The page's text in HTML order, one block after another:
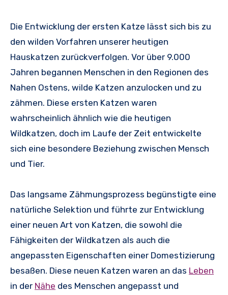
Die Entwicklung der ersten Katze lässt sich bis zu
den wilden Vorfahren unserer heutigen
Hauskatzen zurückverfolgen. Vor über 9.000
Jahren begannen Menschen in den Regionen des
Nahen Ostens, wilde Katzen anzulocken und zu
zähmen. Diese ersten Katzen waren
wahrscheinlich ähnlich wie die heutigen
Wildkatzen, doch im Laufe der Zeit entwickelte
sich eine besondere Beziehung zwischen Mensch
und Tier.
Das langsame Zähmungsprozess begünstigte eine
natürliche Selektion und führte zur Entwicklung
einer neuen Art von Katzen, die sowohl die
Fähigkeiten der Wildkatzen als auch die
angepassten Eigenschaften einer Domestizierung
besaßen. Diese neuen Katzen waren an das Leben
in der Nähe des Menschen angepasst und